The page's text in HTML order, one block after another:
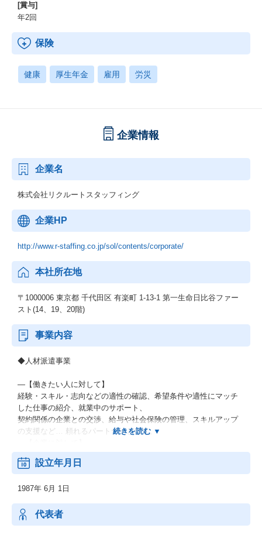
[賞与]
年2回
保険
健康 厚生年金 雇用 労災
企業情報
企業名
株式会社リクルートスタッフィング
企業HP
http://www.r-staffing.co.jp/sol/contents/corporate/
本社所在地
〒1000006 東京都 千代田区 有楽町 1-13-1 第一生命日比谷ファー
スト(14、19、20階)
事業内容
◆人材派遣事業
―【働きたい人に対して】
経験・スキル・志向などの適性の確認、希望条件や適性にマッチ
した仕事の紹介、就業中のサポート、
契約関係の企業との交渉、給与や社会保険の管理、スキルアップ
の支援など… 頼れるパートナーとして。
人材戦略や人材活用についてのアドバイス、採用、就業中のマネ
ジメント、コンプライアンスの相談相手、
設立年月日
1987年 6月 1日
代表者